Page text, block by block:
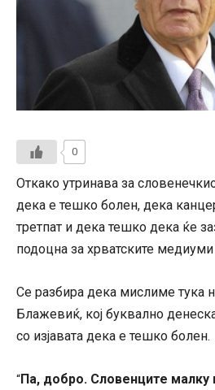
0
Откако утринава за
дека е тешко болен, дека
третпат и дека тешко дека ќе
подоцна за хрватските
Се разбира дека мислиме тука
Блажевиќ, кој буквално
со изјавата дека е тешко болен.
“Па, добро. Словенците малку